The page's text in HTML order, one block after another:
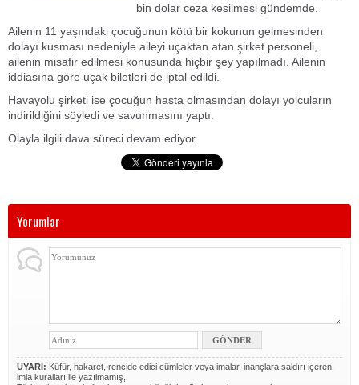
bin dolar ceza kesilmesi gündemde.
Ailenin 11 yaşındaki çocuğunun kötü bir kokunun gelmesinden
dolayı kusması nedeniyle aileyi uçaktan atan şirket personeli,
ailenin misafir edilmesi konusunda hiçbir şey yapılmadı. Ailenin
iddiasına göre uçak biletleri de iptal edildi.
Havayolu şirketi ise çocuğun hasta olmasından dolayı yolcuların
indirildiğini söyledi ve savunmasını yaptı.
Olayla ilgili dava süreci devam ediyor.
Yorumlar
UYARI: Küfür, hakaret, rencide edici cümleler veya imalar, inançlara saldırı içeren,
imla kuralları ile yazılmamış,